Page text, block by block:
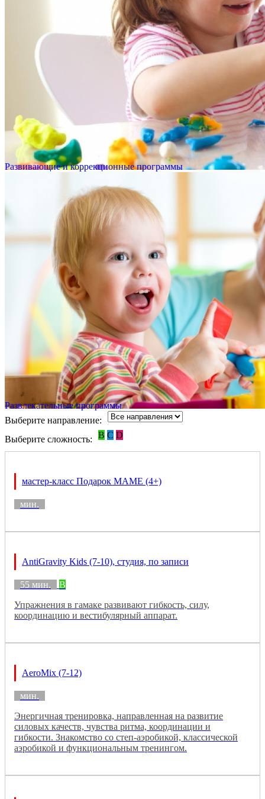
Развивающие и коррекционные программы
Развлекательные программы
Выберите направление:
Выберите сложность:
B C D
мастер-класс Подарок МАМЕ (4+)
мин.
AntiGravity Kids (7-10), студия, по записи
55 мин.
B
Упражнения в гамаке развивают гибкость, силу,
координацию и вестибулярный аппарат.
AeroMix (7-12)
мин.
Энергичная тренировка, направленная на развитие
силовых качеств, чувства ритма, координации и
гибкости. Знакомство со степ-аэробикой, классической
аэробикой и функциональным тренингом.